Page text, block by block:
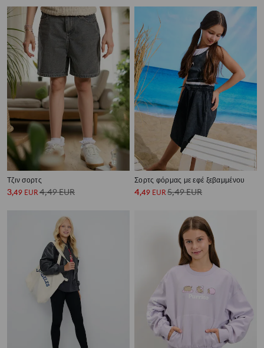
Τζιν σορτς
3,49 EUR4,49EUR
Σορτς φόρμας με εφέ ξεβαμμένου
4,49 EUR5,49EUR